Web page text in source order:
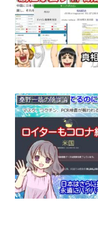
桑野一哉の陰謀論